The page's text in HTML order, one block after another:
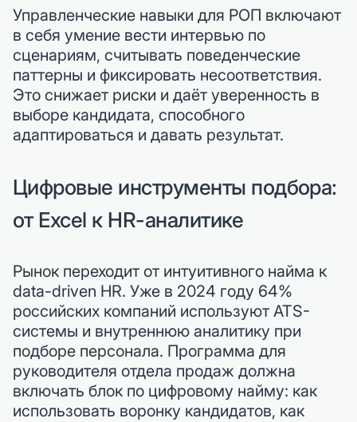
Управленческие навыки для РОП включают
в себя умение вести интервью по
сценариям, считывать поведенческие
паттерны и фиксировать несоответствия.
Это снижает риски и даёт уверенность в
выборе кандидата, способного
адаптироваться и давать результат.
Цифровые инструменты подбора:
от Excel к HR-аналитике
Рынок переходит от интуитивного найма к
data-driven HR. Уже в 2024 году 64%
российских компаний используют ATS-
системы и внутреннюю аналитику при
подборе персонала. Программа для
руководителя отдела продаж должна
включать блок по цифровому найму: как
использовать воронку кандидатов, как